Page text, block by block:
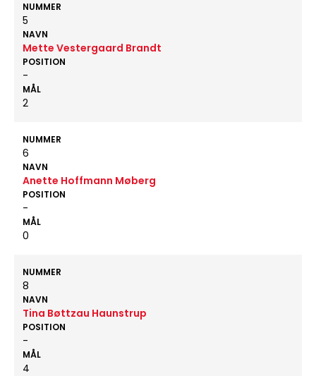
NUMMER
5
NAVN
Mette Vestergaard Brandt
POSITION
-
MÅL
2
NUMMER
6
NAVN
Anette Hoffmann Møberg
POSITION
-
MÅL
0
NUMMER
8
NAVN
Tina Bøttzau Haunstrup
POSITION
-
MÅL
4